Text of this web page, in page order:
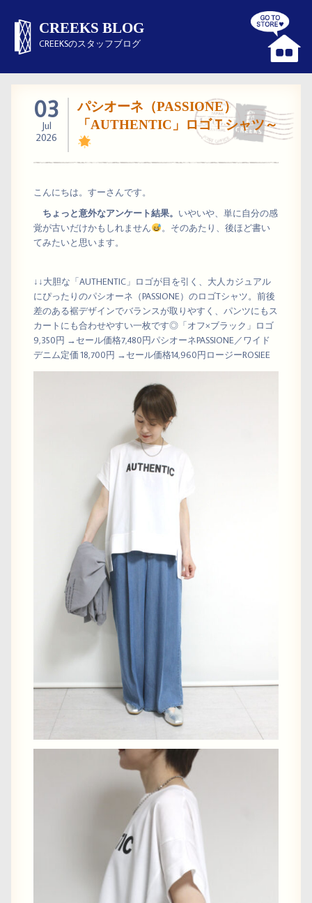
CREEKS BLOG
CREEKSのスタッフブログ
03
Jul
2026
パシオーネ（PASSIONE）
「AUTHENTIC」ロゴＴシャツ～
こんにちは。すーさんです。
ちょっと意外なアンケート結果。 いやいや、単に自分の感
覚が古いだけかもしれません
。そのあたり、後ほど書い
てみたいと思います。
↓↓大胆な「AUTHENTIC」ロゴが目を引く、大人カジュアル
にぴったりのパシオーネ（PASSIONE）のロゴTシャツ。前後
差のある裾デザインでバランスが取りやすく、パンツにもス
カートにも合わせやすい一枚です◎「オフ×ブラック」ロゴ
9,350円 →セール価格7,480円パシオーネPASSIONE／ワイド
デニム定価 18,700円 →セール価格14,960円ロージーROSIEE